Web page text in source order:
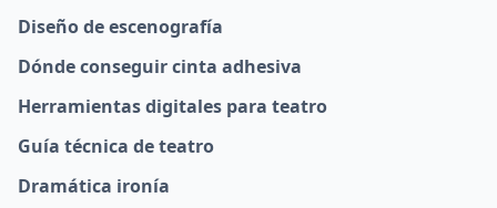
Diseño de escenografía
Dónde conseguir cinta adhesiva
Herramientas digitales para teatro
Guía técnica de teatro
Dramática ironía